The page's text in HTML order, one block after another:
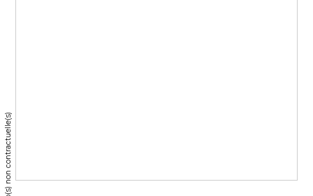
Photo(s) non contractuelle(s)